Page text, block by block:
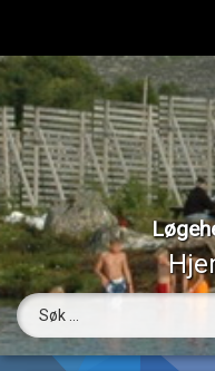
Vedtekter
Styremedlemmer
Medlemmer
Værmeldinger
Panoramabilder
Bilder
Hopp
innhold